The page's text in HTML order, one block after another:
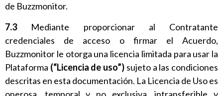
de Buzzmonitor.
7.3 Mediante proporcionar al Contratante
credenciales de acceso o firmar el Acuerdo,
Buzzmonitor le otorga una licencia limitada para usar la
Plataforma (“Licencia de uso”) sujeto a las condiciones
descritas en esta documentación. La Licencia de Uso es
onerosa, temporal y no exclusiva, intransferible y